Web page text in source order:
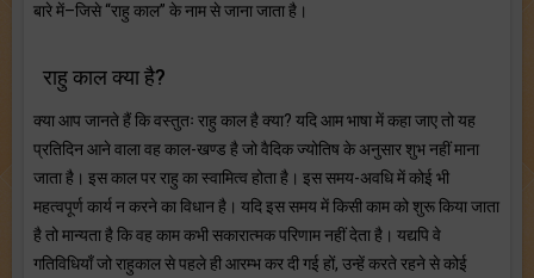
बारे में–जिसे “राहु काल” के नाम से जाना जाता है।
राहु काल क्या है?
क्या आप जानते हैं कि वस्तुतः राहु काल है क्या? यदि आम भाषा में कहा जाए तो यह
प्रतिदिन आने वाला वह काल-खण्ड है जो वैदिक ज्योतिष के अनुसार शुभ नहीं माना
जाता है। इस काल पर राहु का स्वामित्व होता है। इस समय-अवधि में कोई भी
महत्वपूर्ण कार्य न करने का विधान है। यदि इस समय में किसी काम को शुरू किया जाता
है तो मान्यता है कि वह काम कभी सकारात्मक परिणाम नहीं देता है। यद्यपि वे
गतिविधियाँ जो राहुकाल से पहले ही आरम्भ कर दी गई हों, उन्हें करते रहने से कोई